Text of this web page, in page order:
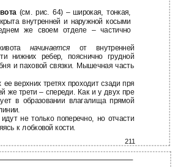
(см. рис. 64) – широкая, тонкая,
внутренней и наружной косыми
же своем отделе – частично
начинается от внутренней
нижних ребер, пояснично грудной
и паховой связки. Мышечная часть
верхних третях проходит сзади пря
же трети – спереди. Как и у двух пре
в образовании влагалища прямой
не только поперечно, но отчасти
к лобковой кости.
211